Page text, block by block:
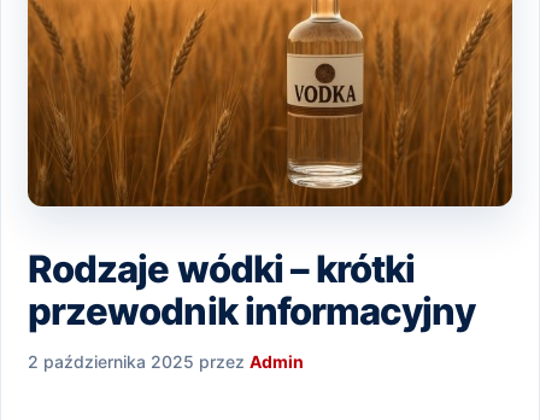
Rodzaje wódki – krótki
przewodnik informacyjny
2 października 2025 przez Admin